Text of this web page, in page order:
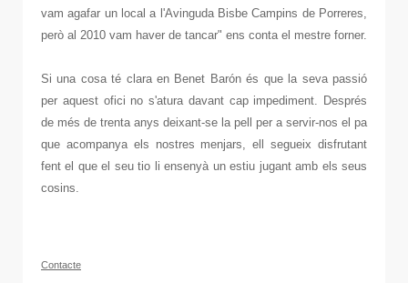
vam agafar un local a l'Avinguda Bisbe Campins de Porreres,
però al 2010 vam haver de tancar" ens conta el mestre forner.
Si una cosa té clara en Benet Barón és que la seva passió
per aquest ofici no s'atura davant cap impediment. Després
de més de trenta anys deixant-se la pell per a servir-nos el pa
que acompanya els nostres menjars, ell segueix disfrutant
fent el que el seu tio li ensenyà un estiu jugant amb els seus
cosins.
Contacte